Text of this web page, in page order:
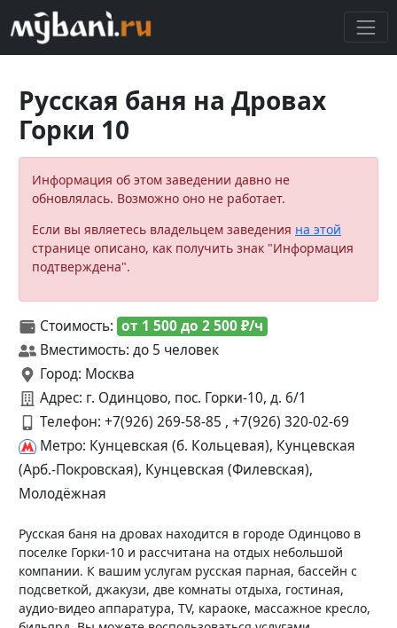
Русская баня на Дровах
Горки 10
Информация об этом заведении давно не
обновлялась. Возможно оно не работает.
Если вы являетесь владельцем заведения на этой
странице описано, как получить знак "Информация
подтверждена".
Стоимость: от 1 500 до 2 500 ₽/ч
Вместимость: до 5 человек
Город: Москва
Адрес: г. Одинцово, пос. Горки-10, д. 6/1
Телефон: +7(926) 269-58-85 , +7(926) 320-02-69
Метро: Кунцевская (б. Кольцевая), Кунцевская
(Арб.-Покровская), Кунцевская (Филевская),
Молодёжная
Русская баня на дровах находится в городе Одинцово в
поселке Горки-10 и рассчитана на отдых небольшой
компании. К вашим услугам русская парная, бассейн с
подсветкой, джакузи, две комнаты отдыха, гостиная,
аудио-видео аппаратура, TV, караоке, массажное кресло,